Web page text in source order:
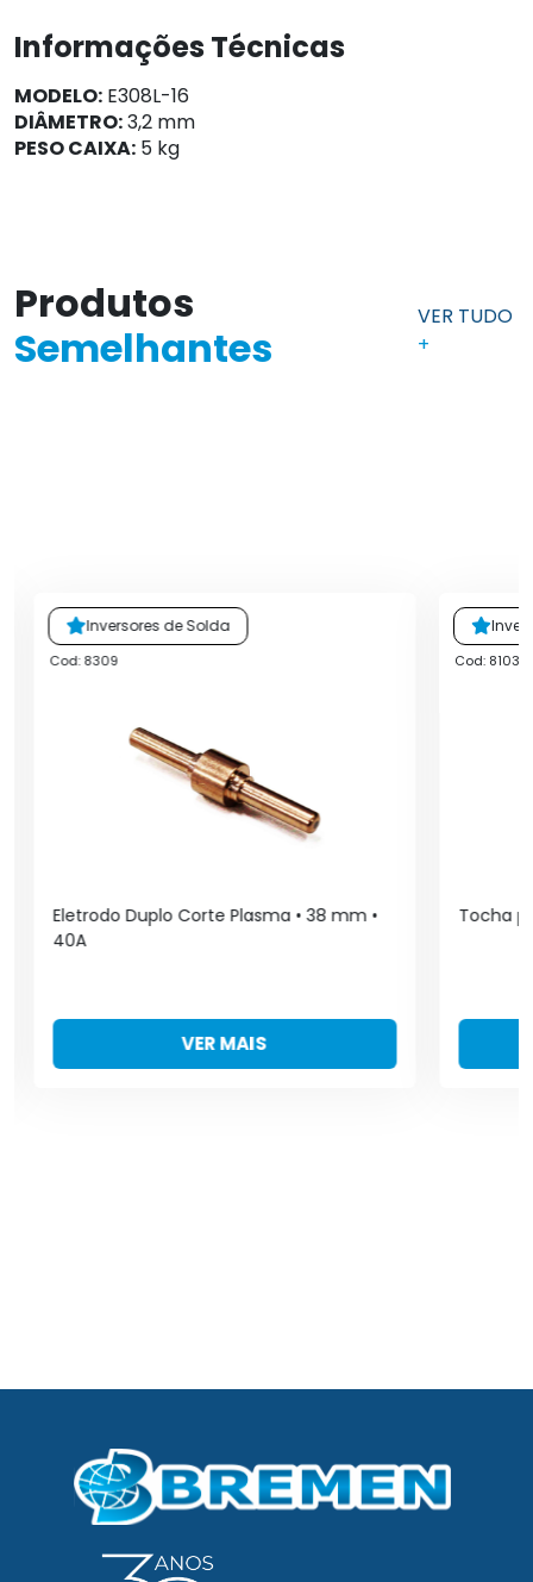
Informações Técnicas
MODELO: E308L-16
DIÂMETRO:3,2 mm
PESO CAIXA: 5 kg
Produtos
Semelhantes
VER TUDO
+
Inversores de Solda
Cod: 8309
Eletrodo Duplo Corte Plasma • 38 mm •
40A
VER MAIS
Cod: 8103
Tocha